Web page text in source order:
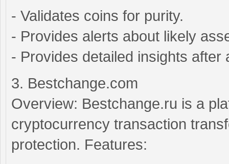
- Validates coins for purity.
- Provides alerts about likely
- Provides detailed insights after
3. Bestchange.com
Overview: Bestchange.ru is a
cryptocurrency transaction
protection. Features: